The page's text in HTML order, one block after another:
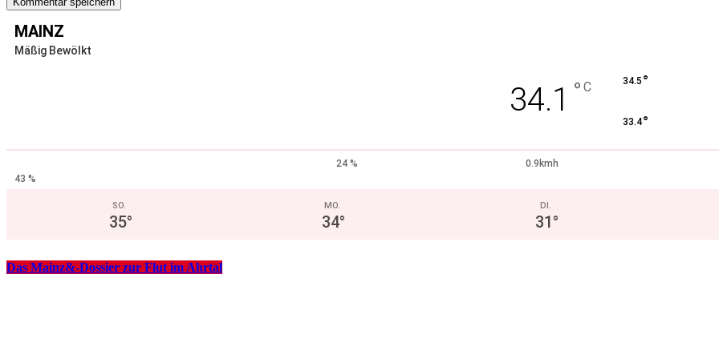
MAINZ
Mäßig Bewölkt
34.1 ° C 34.5 °
33.4°
24 %
0.9kmh
43 %
SO.
35°
MO.
34°
DI.
31°
Das Mainz&-Dossier zur Flut im Ahrtal